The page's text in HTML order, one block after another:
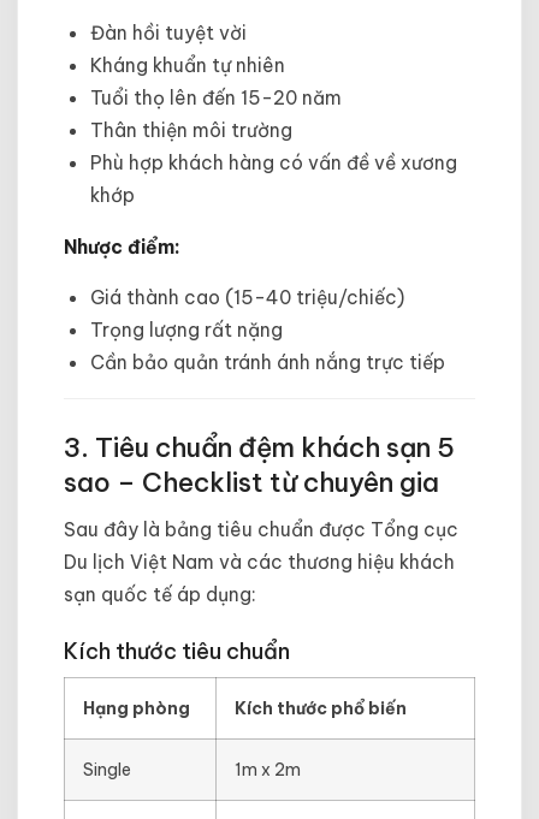
Đàn hồi tuyệt vời
Kháng khuẩn tự nhiên
Tuổi thọ lên đến 15-20 năm
Thân thiện môi trường
Phù hợp khách hàng có vấn đề về xương
khớp
Nhược điểm:
Giá thành cao (15-40 triệu/chiếc)
Trọng lượng rất nặng
Cần bảo quản tránh ánh nắng trực tiếp
3. Tiêu chuẩn đệm khách sạn 5
sao – Checklist từ chuyên gia
Sau đây là bảng tiêu chuẩn được Tổng cục
Du lịch Việt Nam và các thương hiệu khách
sạn quốc tế áp dụng:
Kích thước tiêu chuẩn
Hạng phòng Kích thước phổ biến
Single 1m x 2m